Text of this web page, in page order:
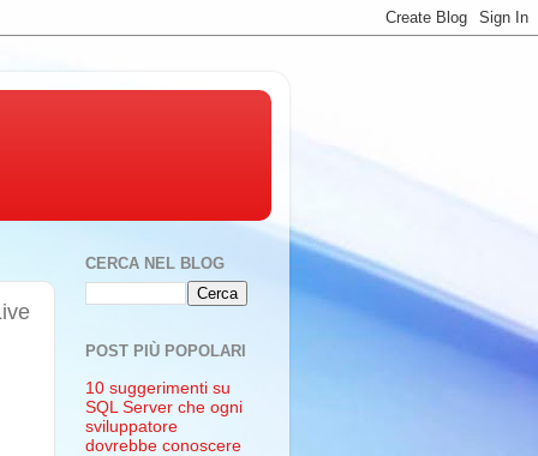
CERCA NEL BLOG
POST PIÙ POPOLARI
10 suggerimenti su
SQL Server che ogni
sviluppatore
dovrebbe conoscere